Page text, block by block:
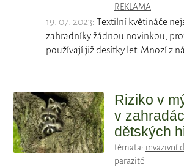
REKLAMA
19. 07. 2023: Textilní květináče
zahradníky žádnou novinkou,
používají již desítky let. Mnozí z
Riziko v
v
dětských
témata: invazivní
parazité